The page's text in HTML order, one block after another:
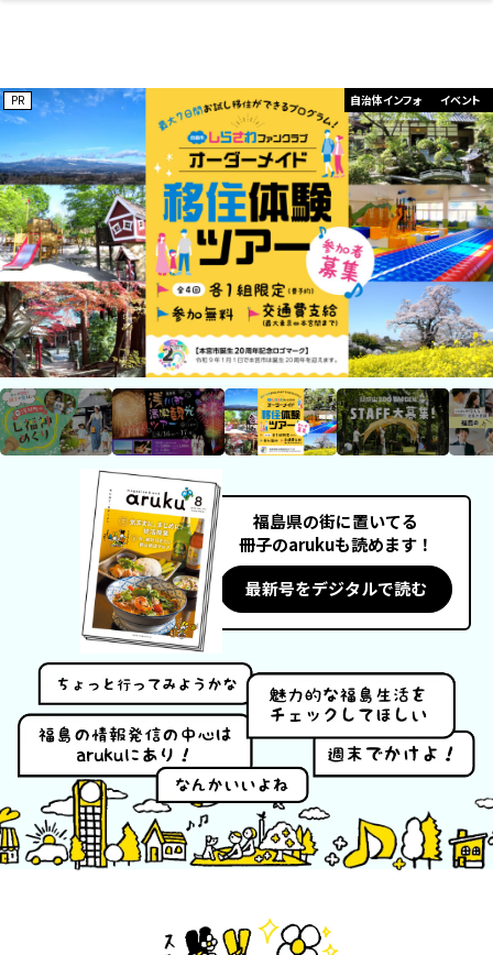
カフェ スイーツ ラーメン
お酒 洋食 中華
和食 わんぱく 福島ローカルグル
メ
パン アジア・エスニッ
ク
テイクアウト
開成山公園 泊まる 家族で
デート・友達と ひとりで アウトドア
温泉 体験 名所
レジャー・スポー
ツ施設
イベントレポート
美容室 ネイルサロン エステ
美容アイテム エイジングケア メンズ
フィットネス・や
せたい
鍼灸・整体・リラ
クゼーション
まつ毛サロン
脱毛 温活・サウナ 歯列矯正・審美歯
ファッション 雑貨 かわいい
スポーツ・アウト
ドア
ギフト・お土産 キッズ
インテリア 食品・酒 生活を彩るモノ
その他
お仕事探し お金のこと ウェディング・婚
活
保険 病院・クリニック ペット
趣味・スキルアッ
プ
保育園・こども園 子どもの習い事・
塾
幼稚園 教育
家づくり 新築体験談 住宅イベント
リフォーム・リノ
ベーション
自治体インフォ その他
開成山公園 お仕事探し
福島県の街に置いてる
冊子のarukuも読めます！
最新号をデジタルで読む